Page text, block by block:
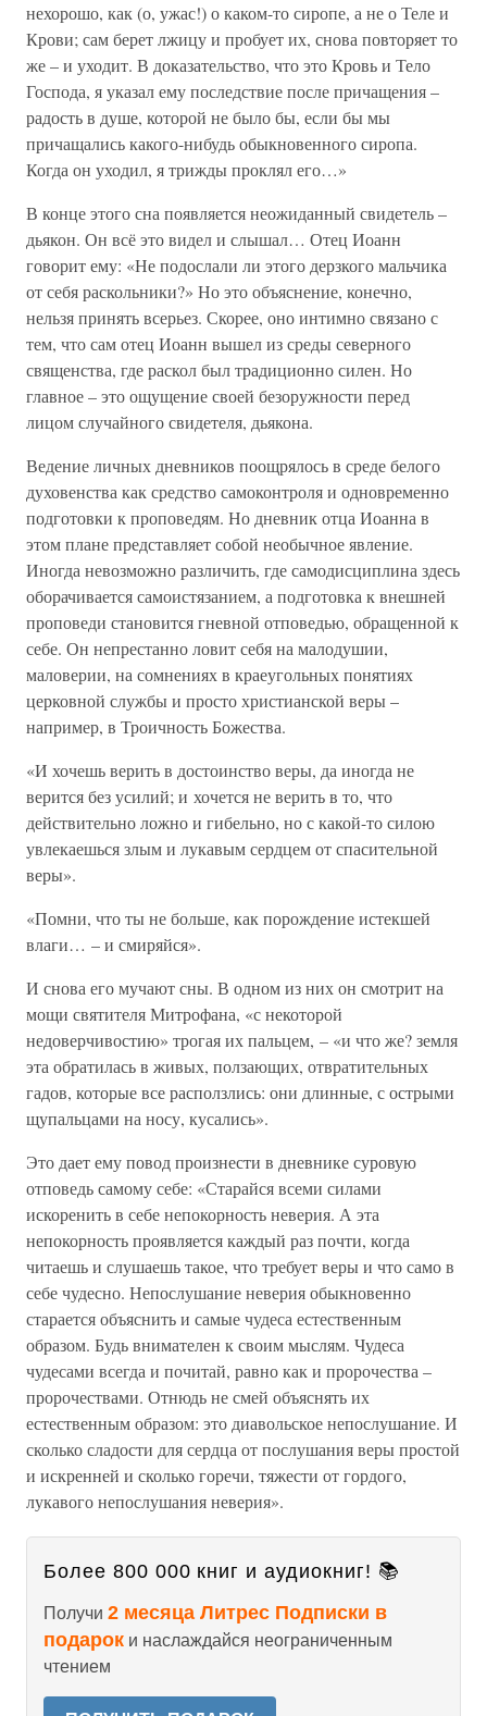
нехорошо, как (о, ужас!) о каком-то сиропе, а не о Теле и
Крови; сам берет лжицу и пробует их, снова повторяет то
же – и уходит. В доказательство, что это Кровь и Тело
Господа, я указал ему последствие после причащения –
радость в душе, которой не было бы, если бы мы
причащались какого-нибудь обыкновенного сиропа.
Когда он уходил, я трижды проклял его…»
В конце этого сна появляется неожиданный свидетель –
дьякон. Он всё это видел и слышал… Отец Иоанн
говорит ему: «Не подослали ли этого дерзкого мальчика
от себя раскольники?» Но это объяснение, конечно,
нельзя принять всерьез. Скорее, оно интимно связано с
тем, что сам отец Иоанн вышел из среды северного
священства, где раскол был традиционно силен. Но
главное – это ощущение своей безоружности перед
лицом случайного свидетеля, дьякона.
Ведение личных дневников поощрялось в среде белого
духовенства как средство самоконтроля и одновременно
подготовки к проповедям. Но дневник отца Иоанна в
этом плане представляет собой необычное явление.
Иногда невозможно различить, где самодисциплина здесь
оборачивается самоистязанием, а подготовка к внешней
проповеди становится гневной отповедью, обращенной к
себе. Он непрестанно ловит себя на малодушии,
маловерии, на сомнениях в краеугольных понятиях
церковной службы и просто христианской веры –
например, в Троичность Божества.
«И хочешь верить в достоинство веры, да иногда не
верится без усилий; и хочется не верить в то, что
действительно ложно и гибельно, но с какой-то силою
увлекаешься злым и лукавым сердцем от спасительной
веры».
«Помни, что ты не больше, как порождение истекшей
влаги… – и смиряйся».
И снова его мучают сны. В одном из них он смотрит на
мощи святителя Митрофана, «с некоторой
недоверчивостию» трогая их пальцем, – «и что же? земля
эта обратилась в живых, ползающих, отвратительных
гадов, которые все расползлись: они длинные, с острыми
щупальцами на носу, кусались».
Это дает ему повод произнести в дневнике суровую
отповедь самому себе: «Старайся всеми силами
искоренить в себе непокорность неверия. А эта
непокорность проявляется каждый раз почти, когда
читаешь и слушаешь такое, что требует веры и что само в
себе чудесно. Непослушание неверия обыкновенно
старается объяснить и самые чудеса естественным
образом. Будь внимателен к своим мыслям. Чудеса
чудесами всегда и почитай, равно как и пророчества –
пророчествами. Отнюдь не смей объяснять их
естественным образом: это диавольское непослушание. И
сколько сладости для сердца от послушания веры простой
и искренней и сколько горечи, тяжести от гордого,
лукавого непослушания неверия».
Более 800 000 книг и аудиокниг! 📚
Получи 2 месяца Литрес Подписки в
подарок и наслаждайся неограниченным
чтением